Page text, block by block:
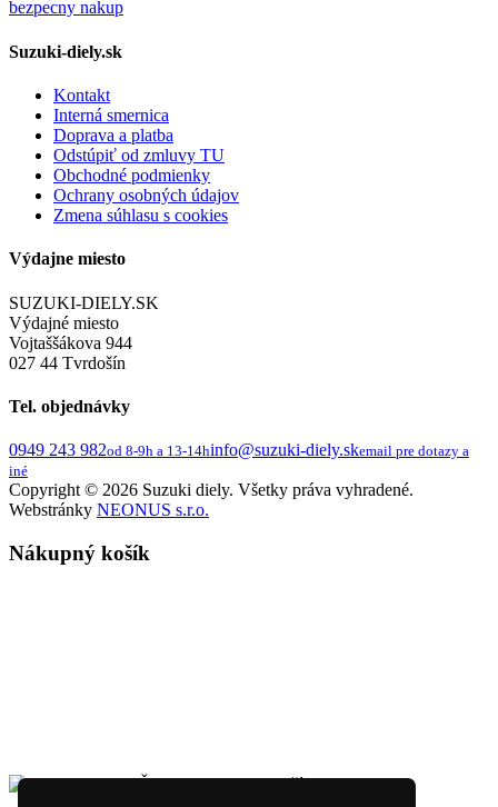
Suzuki-diely.sk
Kontakt
Interná smernica
Doprava a platba
Odstúpiť od zmluvy TU
Obchodné podmienky
Ochrany osobných údajov
Zmena súhlasu s cookies
Výdajne miesto
SUZUKI-DIELY.SK
Výdajné miesto
Vojtaššákova 944
027 44 Tvrdošín
Tel. objednávky
0949 243 982od 8-9h a 13-14hinfo@suzuki-diely.skemail pre dotazy a
iné
Copyright © 2026 Suzuki diely. Všetky práva vyhradené.
Webstránky NEONUS s.r.o.
Nákupný košík